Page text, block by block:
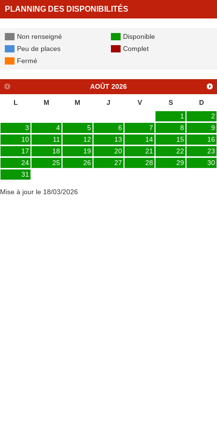
PLANNING DES DISPONIBILITÉS
Non renseigné
Disponible
Peu de places
Complet
Fermé
AOÛT 2026
L M M J V S
D
1
2
3
4 5 6 7 8
9
10
11 12 13 14 15
16
17
18 19 20 21 22
23
24
25 26 27 28 29
30
31
Mise à jour le 18/03/2026